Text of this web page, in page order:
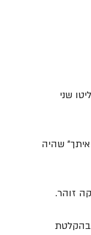
שני
שהיה
בהקלטת